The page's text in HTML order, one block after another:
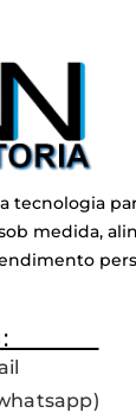
tecnologia
medida,